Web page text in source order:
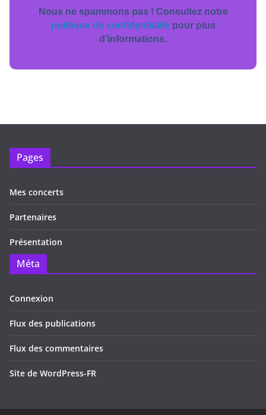
Nous ne spammons pas ! Consultez notre
politique de confidentialitépour plus
d’informations.
Pages
Mes concerts
Partenaires
Présentation
Méta
Connexion
Flux des publications
Flux des commentaires
Site de WordPress-FR